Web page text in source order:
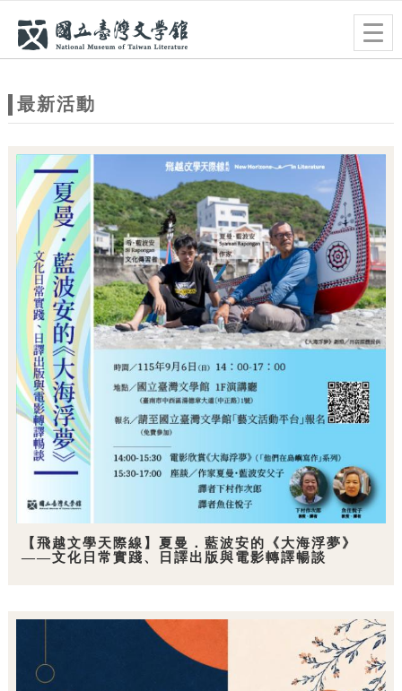
站
題
最新活動
【飛越文學天際線】夏曼．藍波安的《大海浮夢》
——文化日常實踐、日譯出版與電影轉譯暢談